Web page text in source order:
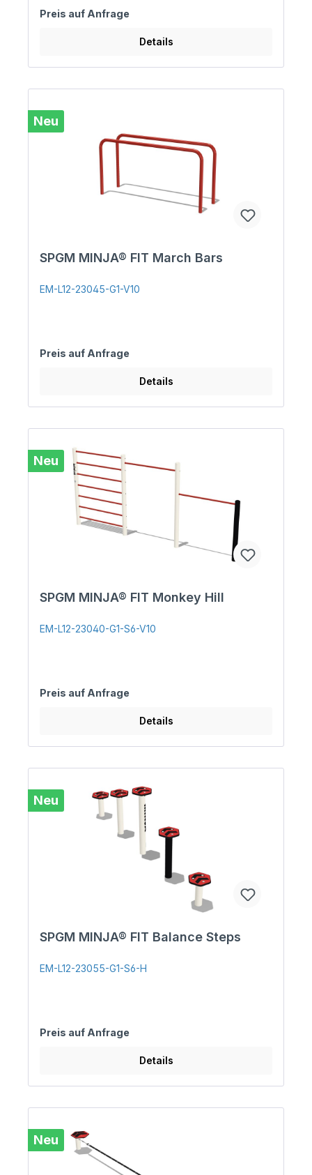
Preis auf Anfrage
Details
Neu
SPGM MINJA® FIT March Bars
EM-L12-23045-G1-V10
Preis auf Anfrage
Details
Neu
SPGM MINJA® FIT Monkey Hill
EM-L12-23040-G1-S6-V10
Preis auf Anfrage
Details
Neu
SPGM MINJA® FIT Balance Steps
EM-L12-23055-G1-S6-H
Preis auf Anfrage
Details
Neu